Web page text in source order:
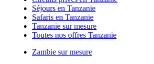
Séjours en Tanzanie
Safaris en Tanzanie
Tanzanie sur mesure
Toutes nos offres Tanzanie
Zambie sur mesure